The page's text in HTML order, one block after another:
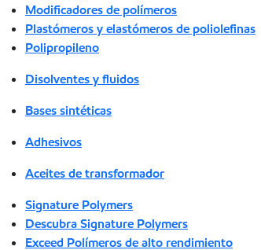
Modificadores de polímeros
Plastómeros y elastómeros de poliolefinas
Polipropileno
Disolventes y fluidos
Bases sintéticas
Adhesivos
Aceites de transformador
Signature Polymers
Descubra Signature Polymers
Exceed Polímeros de alto rendimiento